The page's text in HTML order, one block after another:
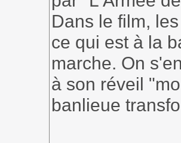
Dans le film,
ce qui est à la
marche. On
à son réveil
banlieue